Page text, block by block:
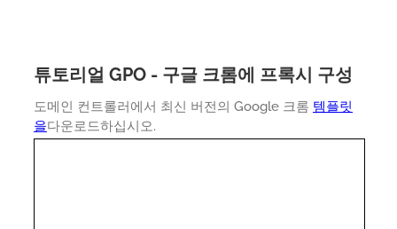
튜토리얼 GPO - 구글 크롬에 프록시 구성
도메인 컨트롤러에서 최신 버전의 Google 크롬 템플릿
을다운로드하십시오.